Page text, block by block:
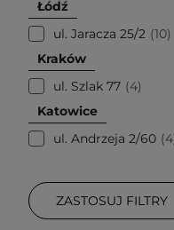
Łódź
ul. Jaracza 25/2 10
Kraków
ul. Szlak 77
4
Katowice
ul. Andrzeja 2/60
4
ZASTOSUJ FILTRY